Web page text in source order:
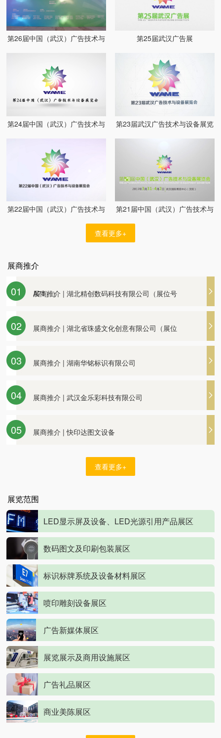
第26届中国（武汉）广告技术与
第25届武汉广告展
第24届中国（武汉）广告技术与
第23届武汉广告技术与设备展览
第22届中国（武汉）广告技术与
第21届中国（武汉）广告技术与
查看更多+
展商推介
01
展商推介 | 湖北精创数码科技有限公司（展位号
A71））
展商推介 | 湖北精创数码科技有限公司（展位号
02
展商推介 | 湖北省珠盛文化创意有限公司（展位
展商推介 | 立标木艺公司邀您观展
展商推介 | 武汉创艺广告装饰材料厂
展商推介 | 四川蓝景光电技术有限责任公司
展商推介 | 湖北省珠盛文化创意有限公司（展位
03
展商推介 | 湖南华铭标识有限公司
展商推介 | 湖南华铭标识有限公司
04
展商推介 | 武汉金乐彩科技有限公司
展商推介 | 武汉金乐彩科技有限公司
05
展商推介 | 快印达图文设备
展商推介 | 快印达图文设备
查看更多+
展览范围
LED显示屏及设备、LED光源引用产品展区
数码图文及印刷包装展区
标识标牌系统及设备材料展区
喷印雕刻设备展区
广告新媒体展区
展览展示及商用设施展区
广告礼品展区
商业美陈展区